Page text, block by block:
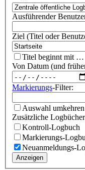
Ausführender
Ziel (Titel oder
Titel beginnt mit …
Von Datum (und
Markierungs-Filter:
Auswahl umkehren
Zusätzliche
Kontroll-Logbuch
Markierungs-
Neuanmeldungs-
Anzeigen